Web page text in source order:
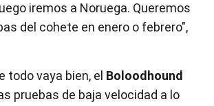
iremos a Noruega. Queremos
del cohete en enero o febrero",
todo vaya bien, el Boloodhound
pruebas de baja velocidad a lo